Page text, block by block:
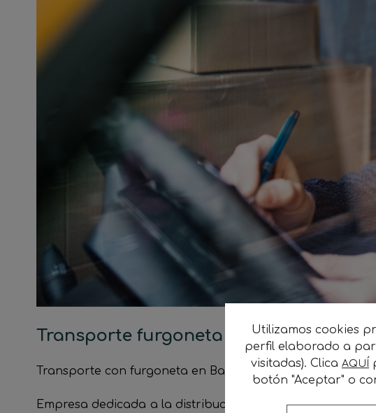
Transporte furgoneta Barcelona
Transporte con furgoneta en Barcelona. Para residentes
Empresa dedicada a la distribución solicitafurgoneta, de
Utilizamos cookies
perfil elaborado a
visitadas). Clica AQUÍ
botón "Aceptar" o